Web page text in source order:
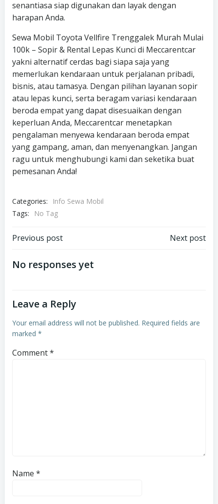
senantiasa siap digunakan dan layak dengan
harapan Anda.
Sewa Mobil Toyota Vellfire Trenggalek Murah Mulai
100k – Sopir & Rental Lepas Kunci di Meccarentcar
yakni alternatif cerdas bagi siapa saja yang
memerlukan kendaraan untuk perjalanan pribadi,
bisnis, atau tamasya. Dengan pilihan layanan sopir
atau lepas kunci, serta beragam variasi kendaraan
beroda empat yang dapat disesuaikan dengan
keperluan Anda, Meccarentcar menetapkan
pengalaman menyewa kendaraan beroda empat
yang gampang, aman, dan menyenangkan. Jangan
ragu untuk menghubungi kami dan seketika buat
pemesanan Anda!
Categories:
Info Sewa Mobil
Tags:
No Tag
Post
navigation
Previous post Next post
No responses yet
Leave a Reply
Your email address will not be published. Required fields are
marked *
Comment*
Name *